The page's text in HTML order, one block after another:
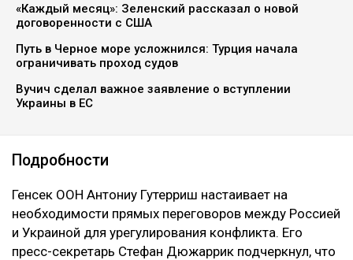
«Каждый месяц»: Зеленский рассказал о новой
договоренности с США
Путь в Черное море усложнился: Турция начала
ограничивать проход судов
Вучич сделал важное заявление о вступлении
Украины в ЕС
Подробности
Генсек ООН Антониу Гутерриш настаивает на
необходимости прямых переговоров между Россией
и Украиной для урегулирования конфликта. Его
пресс-секретарь Стефан Дюжаррик подчеркнул, что